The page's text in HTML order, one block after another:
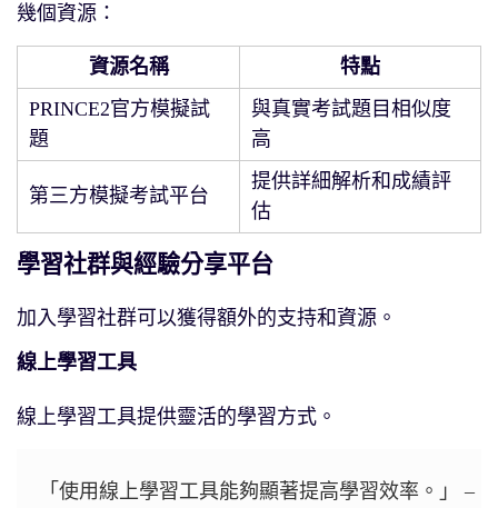
幾個資源：
資源名稱
特點
PRINCE2官方模擬試
題
與真實考試題目相似度
高
第三方模擬考試平台
提供詳細解析和成績評
估
學習社群與經驗分享平台
加入學習社群可以獲得額外的支持和資源。
線上學習工具
線上學習工具提供靈活的學習方式。
「使用線上學習工具能夠顯著提高學習效率。」 –